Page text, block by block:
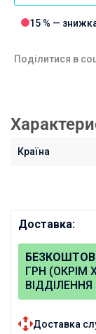
15 % —
Поділитися в
Країна
Доставка:
ГРН (ОКРІМ
ВІДДІЛЕННЯ
Доставка